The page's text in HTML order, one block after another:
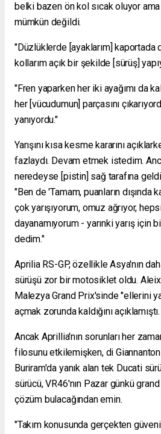
belki bazen ön kol sıcak oluyor
mümkün değildi.
"Düzlüklerde [ayaklarım] kaportada
kollarım açık bir şekilde [sürüş]
"Fren yaparken her iki ayağımı da
her [vücudumun] parçasını
yanıyordu."
Yarışını kısa kesme kararını
fazlaydı. Devam etmek istedim.
neredeyse [pistin] sağ tarafına
"Ben de 'Tamam, puanların dışında
çok yarışıyorum, omuz ağrıyor,
dayanamıyorum - yarınki yarış için
dedim."
Aprilia RS-GP, özellikle Asya'nın
sürüşü zor bir motosiklet oldu.
Malezya Grand Prix'sinde "ellerini
açmak zorunda kaldığını açıklamıştı.
Ancak Aprillia'nın sorunları her
filosunu etkilemişken, di
Buriram'da yanık alan tek Ducati
sürücü, VR46'nın Pazar günkü
çözüm bulacağından emin.
"Takım konusunda gerçekten